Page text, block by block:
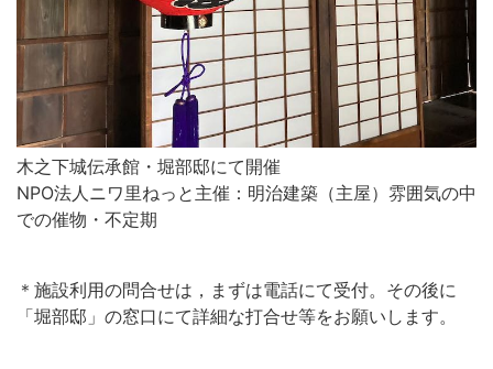
木之下城伝承館・堀部邸にて開催
NPO法人ニワ里ねっと主催：明治建築（主屋）雰囲気の中
での催物・不定期
＊施設利用の問合せは，まずは電話にて受付。その後に
「堀部邸」の窓口にて詳細な打合せ等をお願いします。